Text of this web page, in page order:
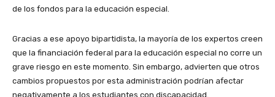
de los fondos para la educación especial.
Gracias a ese apoyo bipartidista, la mayoría de los expertos creen
que la financiación federal para la educación especial no corre un
grave riesgo en este momento. Sin embargo, advierten que otros
cambios propuestos por esta administración podrían afectar
negativamente a los estudiantes con discapacidad.